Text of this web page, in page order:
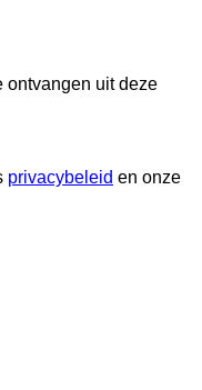
ontvangen uit deze
privacybeleid en onze